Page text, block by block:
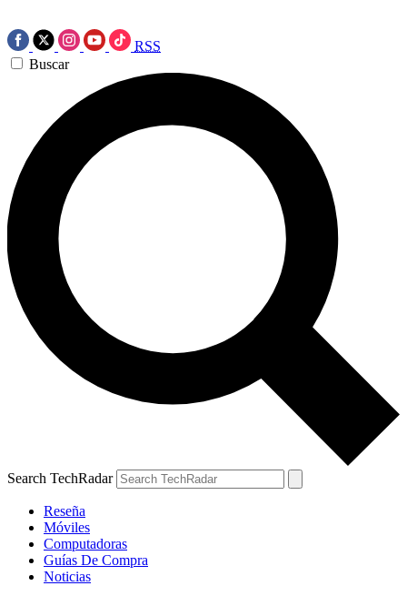
RSS
Buscar
Search TechRadar
Reseña
Móviles
Computadoras
Guías De Compra
Noticias